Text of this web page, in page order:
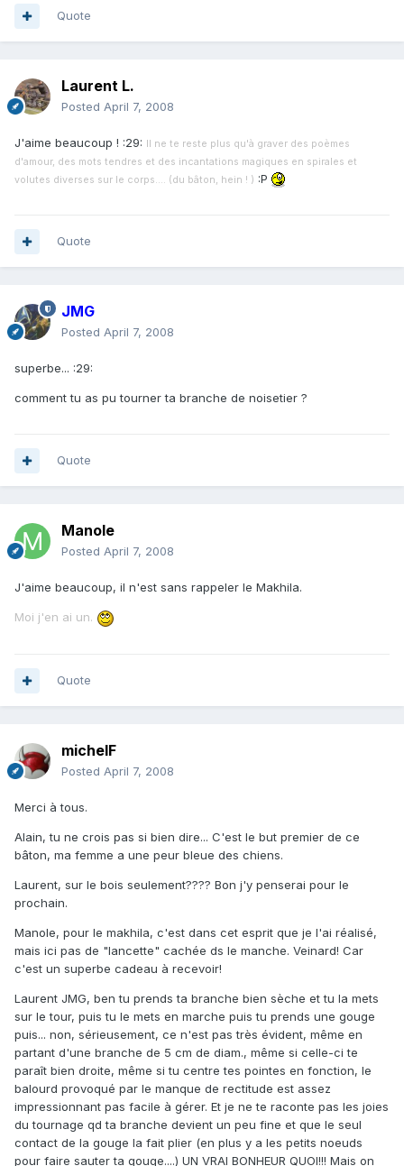
Quote
Laurent L.
Posted April 7, 2008
J'aime beaucoup ! :29:
Il ne te reste plus qu'à graver des poèmes
d'amour, des mots tendres et des incantations magiques en spirales et
volutes diverses sur le corps.... (du bâton, hein ! ) :P
Quote
JMG
Posted April 7, 2008
superbe... :29:
comment tu as pu tourner ta branche de noisetier ?
Quote
Manole
Posted April 7, 2008
J'aime beaucoup, il n'est sans rappeler le Makhila.
Moi j'en ai un.
Quote
michelF
Posted April 7, 2008
Merci à tous.
Alain, tu ne crois pas si bien dire... C'est le but premier de ce
bâton, ma femme a une peur bleue des chiens.
Laurent, sur le bois seulement???? Bon j'y penserai pour le
prochain.
Manole, pour le makhila, c'est dans cet esprit que je l'ai réalisé,
mais ici pas de "lancette" cachée ds le manche. Veinard! Car
c'est un superbe cadeau à recevoir!
Laurent JMG, ben tu prends ta branche bien sèche et tu la mets
sur le tour, puis tu le mets en marche puis tu prends une gouge
puis... non, sérieusement, ce n'est pas très évident, même en
partant d'une branche de 5 cm de diam., même si celle-ci te
paraît bien droite, même si tu centre tes pointes en fonction, le
balourd provoqué par le manque de rectitude est assez
impressionnant pas facile à gérer. Et je ne te raconte pas les joies
du tournage qd ta branche devient un peu fine et que le seul
contact de la gouge la fait plier (en plus y a les petits noeuds
pour faire sauter ta gouge....) UN VRAI BONHEUR QUOI!!! Mais on